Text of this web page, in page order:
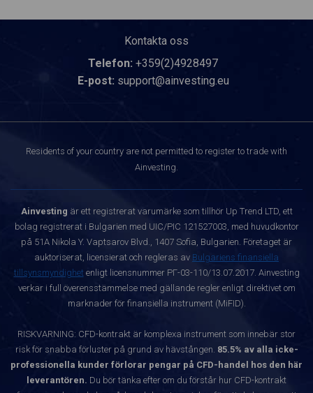
Kontakta oss
Telefon: +359(2)4928497
E-post: support@ainvesting.eu
Residents of your country are not permitted to register to trade with
Ainvesting.
Ainvesting är ett registrerat varumärke som tillhör Up Trend LTD, ett
bolag registrerat i Bulgarien med UIC/PIC 121527003, med huvudkontor
på 51A Nikola Y. Vaptsarov Blvd., 1407 Sofia, Bulgarien. Företaget är
auktoriserat, licensierat och regleras av Bulgariens finansiella
tillsynsmyndighetenligt licensnummer РГ-03-110/13.07.2017. Ainvesting
verkar i full överensstämmelse med gällande regler enligt direktivet om
marknader för finansiella instrument (MiFID).
RISKVARNING: CFD-kontrakt är komplexa instrument som innebär stor
risk för snabba förluster på grund av hävstången. 85.5% av alla icke-
professionella kunder förlorar pengar på CFD-handel hos den här
leverantören. Du bör tänka efter om du förstår hur CFD-kontrakt